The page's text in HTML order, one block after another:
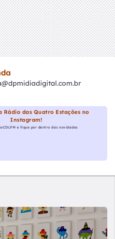
Rádio das Quatro Estações no
Instagram!
e fique por dentro das novidades